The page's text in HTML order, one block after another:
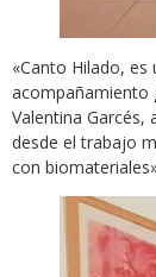
«Canto Hilado,
acompañamiento
Valentina Garcés,
desde el trabajo
con